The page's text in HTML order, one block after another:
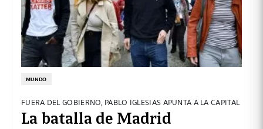
MUNDO
FUERA DEL GOBIERNO, PABLO IGLESIAS APUNTA A LA CAPITAL
La batalla de Madrid